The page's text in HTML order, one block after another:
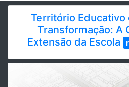
Território Educativo
Transformação: A
Extensão da Escola